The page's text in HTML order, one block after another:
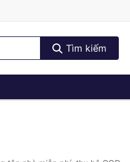
Tìm kiếm